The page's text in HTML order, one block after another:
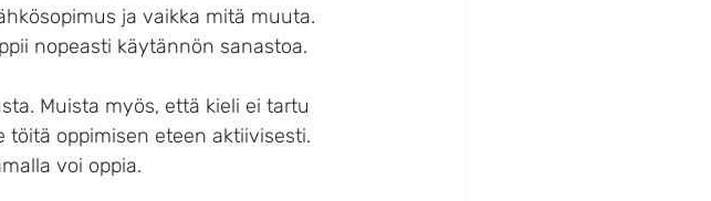
ja vaikka mitä muuta.
nopeasti käytännön sanastoa.
Muista myös, että kieli ei tartu
töitä oppimisen eteen aktiivisesti.
voi oppia.